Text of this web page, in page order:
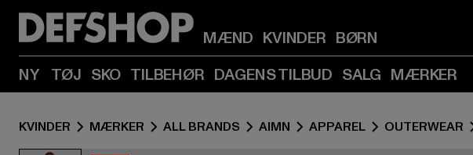
MÆND KVINDER BØRN
NY TØJ SKO TILBEHØR DAGENS TILBUD SALG MÆRKER
KVINDER MÆRKER ALL BRANDS AIMN APPAREL OUTERWEAR